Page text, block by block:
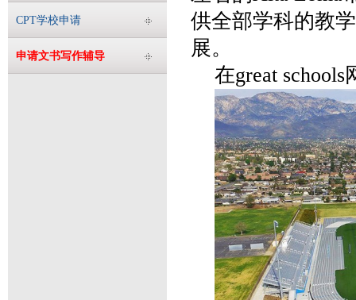
CPT学校申请
申请文书写作辅导
供全部学科的教
展。
在great